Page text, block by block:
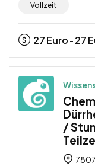
Vollzeit
27Euro - 27
/